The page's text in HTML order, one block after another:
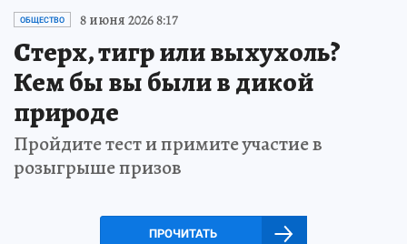
ОБЩЕСТВО 8 июня 2026 8:17
Стерх, тигр или выхухоль?
Кем бы вы были в дикой
природе
Пройдите тест и примите участие в
розыгрыше призов
ПРОЧИТАТЬ